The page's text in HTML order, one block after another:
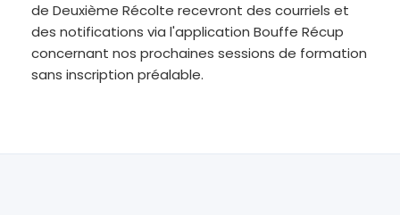
de Deuxième Récolte recevront des courriels et
des notifications via l'application Bouffe Récup
concernant nos prochaines sessions de formation
sans inscription préalable.